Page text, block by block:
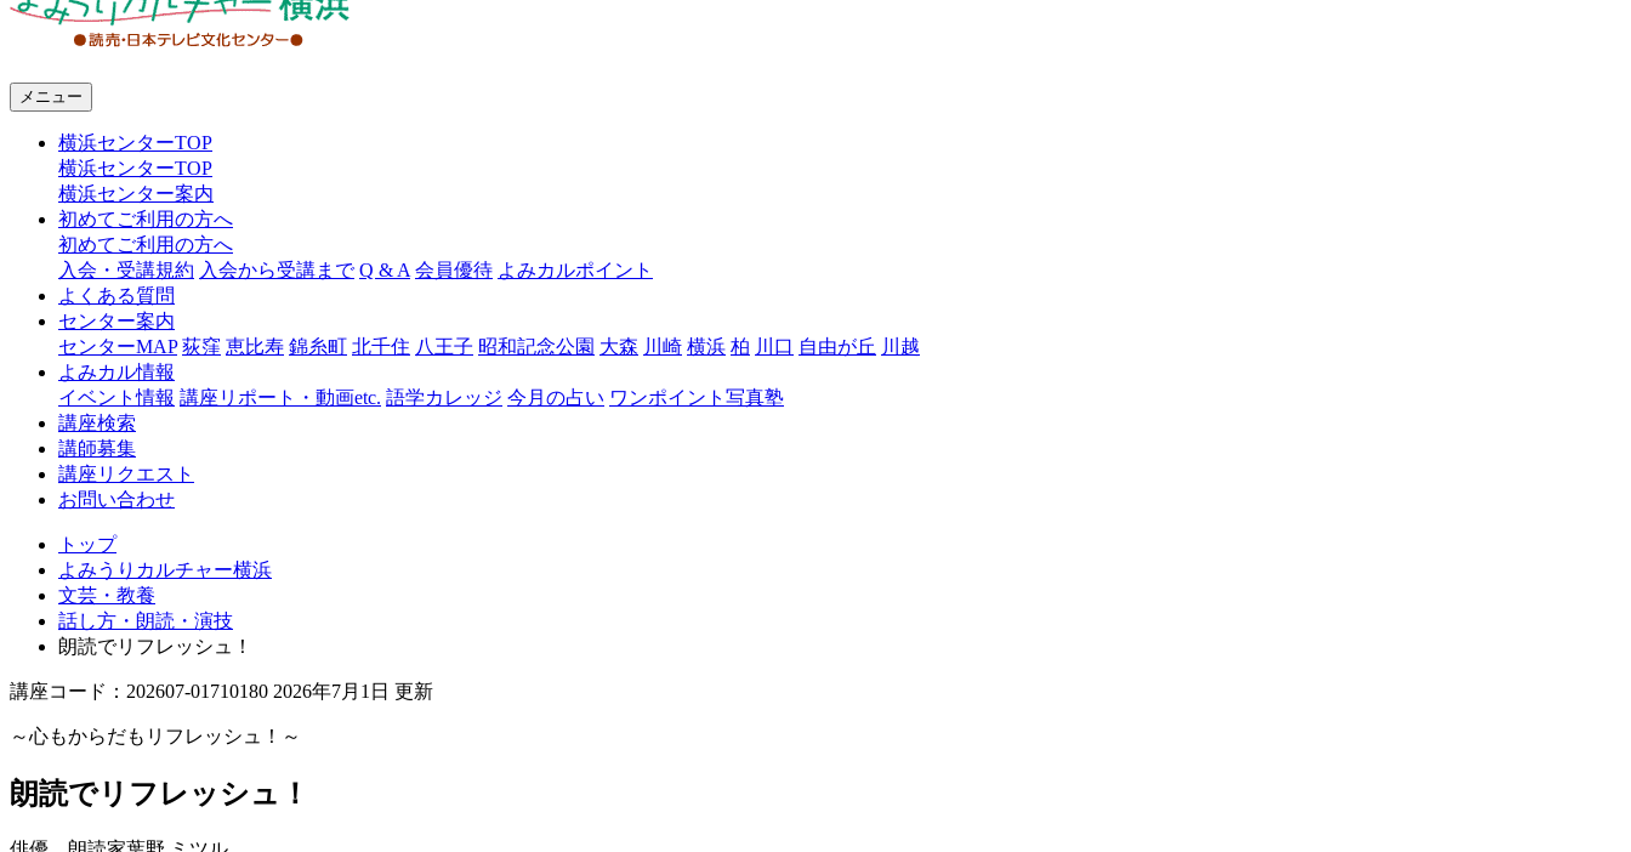
ャ
横
浜
メニュー
横浜センターTOP
横浜センターTOP
横浜センター案内
初めてご利用の方へ
初めてご利用の方へ
入会・受講規約 入会から受講まで Q & A 会員優待 よみカルポイント
よくある質問
センター案内
センターMAP 荻窪 恵比寿 錦糸町 北千住 八王子 昭和記念公園 大森 川崎 横浜 柏 川口 自由が丘 川越
よみカル情報
イベント情報 講座リポート・動画etc. 語学カレッジ 今月の占い ワンポイント写真塾
講座検索
講師募集
講座リクエスト
お問い合わせ
トップ
よみうりカルチャー横浜
文芸・教養
話し方・朗読・演技
朗読でリフレッシュ！
講座コード：202607-01710180 2026年7月1日 更新
～心もからだもリフレッシュ！～
朗読でリフレッシュ！